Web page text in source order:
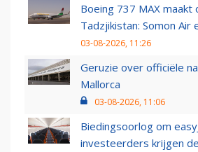
Boeing 737 MAX maakt
Tadzjikistan: Somon Air
03-08-2026, 11:26
Geruzie over officiële
Mallorca
03-08-2026, 11:06
Biedingsoorlog om
investeerders krijgen